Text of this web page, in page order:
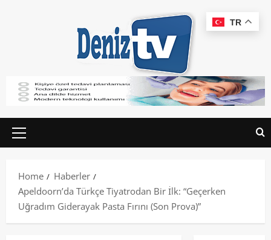
Home
Haberler
Apeldoorn’da Türkçe Tiyatrodan Bir İlk: “Geçerken
Uğradım Giderayak Pasta Fırını (Son Prova)”
TR